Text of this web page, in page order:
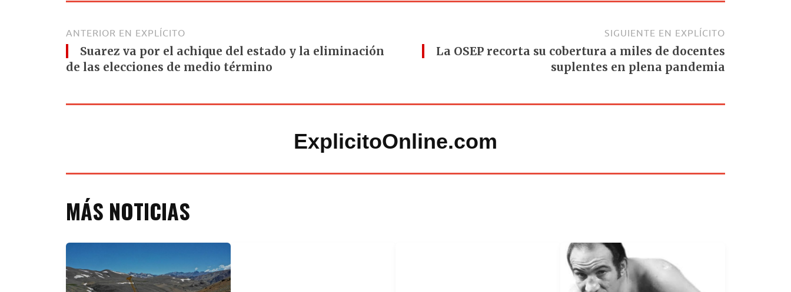
ANTERIOR EN EXPLÍCITO
Suarez va por el achique del estado y la eliminación
de las elecciones de medio término
SIGUIENTE EN EXPLÍCITO
La OSEP recorta su cobertura a miles de docentes
suplentes en plena pandemia
ExplicitoOnline.com
MÁS NOTICIAS